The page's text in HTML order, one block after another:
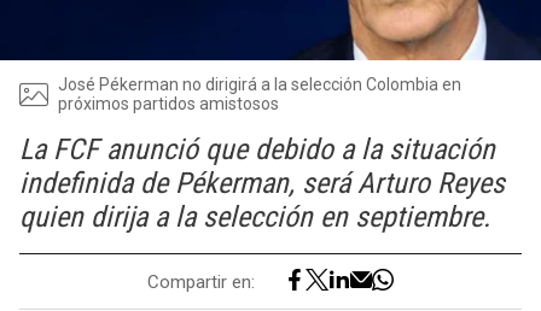
José Pékerman no dirigirá a la selección Colombia en
próximos partidos amistosos
La FCF anunció que debido a la situación
indefinida de Pékerman, será Arturo Reyes
quien dirija a la selección en septiembre.
Compartir en: